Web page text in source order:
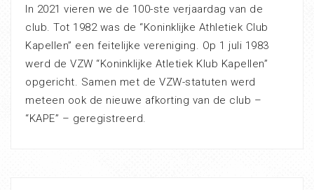
In 2021 vieren we de 100-ste verjaardag van de
club. Tot 1982 was de “Koninklijke Athletiek Club
Kapellen” een feitelijke vereniging. Op 1 juli 1983
werd de VZW “Koninklijke Atletiek Klub Kapellen”
opgericht. Samen met de VZW-statuten werd
meteen ook de nieuwe afkorting van de club –
“KAPE” – geregistreerd.